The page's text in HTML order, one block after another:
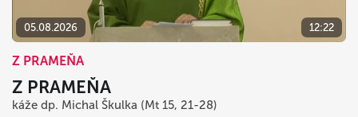
05.08.2026 12:22
Z PRAMEŇA
Z PRAMEŇA
káže dp. Michal Škulka (Mt 15, 21-28)